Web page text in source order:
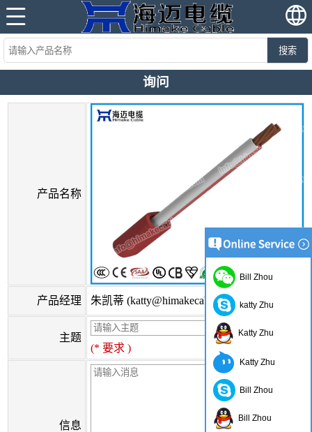
搜索
询问
产品名称
产品经理 朱凯蒂 (katty@himakecable.com)
主题
(* 要求 )
信息
Bill Zhou
katty Zhu
Katty Zhu
Katty Zhu
Bill Zhou
Bill Zhou